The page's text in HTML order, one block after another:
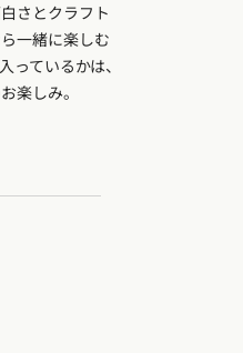
さとクラフト
一緒に楽しむ
っているかは、
楽しみ。